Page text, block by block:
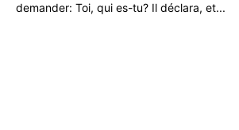
demander: Toi, qui es-tu? Il déclara, et...